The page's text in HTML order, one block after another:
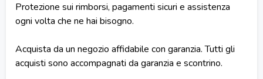
Protezione sui rimborsi, pagamenti sicuri e assistenza
ogni volta che ne hai bisogno.
Acquista da un negozio affidabile con garanzia. Tutti gli
acquisti sono accompagnati da garanzia e scontrino.